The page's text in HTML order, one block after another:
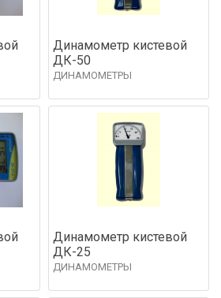
Динамометр кистевой
ДК-50
ДИНАМОМЕТРЫ
Динамометр кистевой
ДК-25
ДИНАМОМЕТРЫ